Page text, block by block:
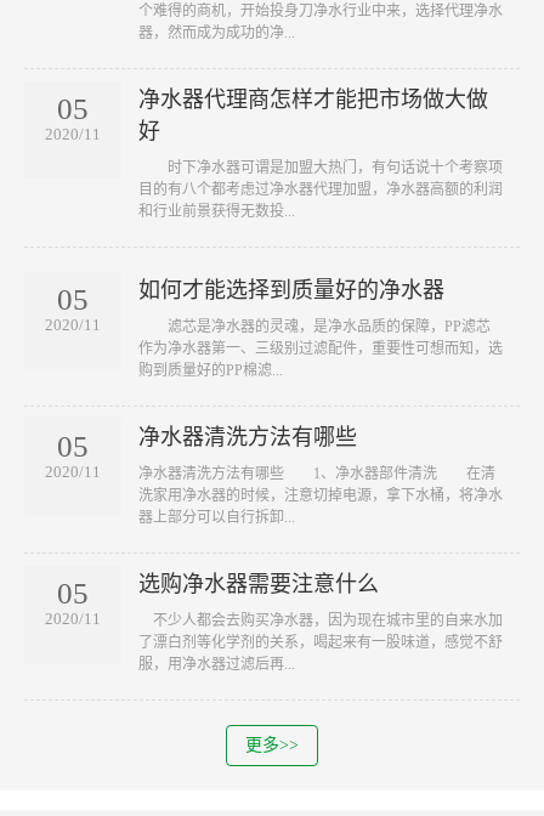
个难得的商机，开始投身刀净水行业中来，选择代理净水
器，然而成为成功的净...
05
2020/11
净水器代理商怎样才能把市场做大做
好
​ 时下净水器可谓是加盟大热门，有句话说十个考察项
目的有八个都考虑过净水器代理加盟，净水器高额的利润
和行业前景获得无数投...
05
2020/11
如何才能选择到质量好的净水器
滤芯是净水器的灵魂，是净水品质的保障，PP滤芯
作为净水器第一、三级别过滤配件，重要性可想而知，选
购到质量好的PP棉滤...
05
2020/11
净水器清洗方法有哪些
净水器清洗方法有哪些 1、净水器部件清洗 在清
洗家用净水器的时候，注意切掉电源，拿下水桶，将净水
器上部分可以自行拆卸...
05
2020/11
选购净水器需要注意什么
不少人都会去购买净水器，因为现在城市里的自来水加
了漂白剂等化学剂的关系，喝起来有一股味道，感觉不舒
服，用净水器过滤后再...
更多>>